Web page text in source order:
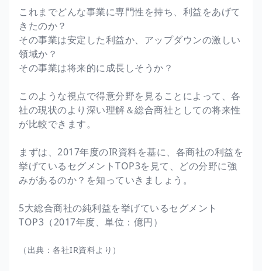
これまでどんな事業に専門性を持ち、利益をあげて
きたのか？
その事業は安定した利益か、アップダウンの激しい
領域か？
その事業は将来的に成長しそうか？
このような視点で得意分野を見ることによって、各
社の現状のより深い理解＆総合商社としての将来性
が比較できます。
まずは、2017年度のIR資料を基に、各商社の利益を
挙げているセグメントTOP3を見て、どの分野に強
みがあるのか？を知っていきましょう。
5大総合商社の純利益を挙げているセグメント
TOP3（2017年度、単位：億円）
（出典：各社IR資料より）